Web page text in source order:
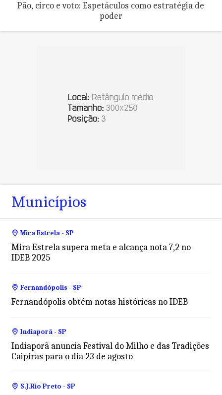
Pão, circo e voto: Espetáculos como estratégia de
poder
Municípios
Mira Estrela - SP
Mira Estrela supera meta e alcança nota 7,2 no
IDEB 2025
Fernandópolis - SP
Fernandópolis obtém notas históricas no IDEB
Indiaporã - SP
Indiaporã anuncia Festival do Milho e das Tradições
Caipiras para o dia 23 de agosto
S.J.Rio Preto - SP